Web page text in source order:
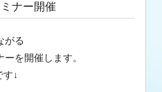
ナー開催
がる
を開催します。
↓